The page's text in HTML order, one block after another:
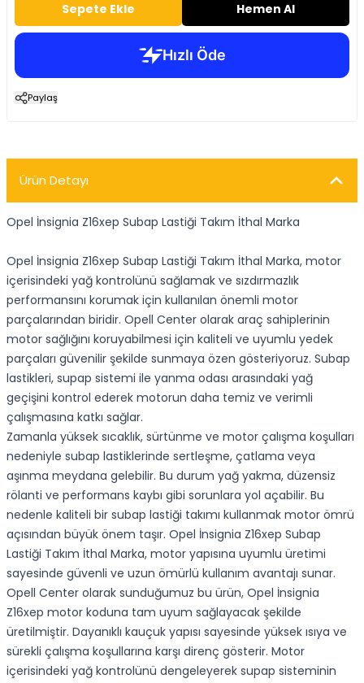
Sepete Ekle Hemen Al
Paylaş
Ürün Detayı
Opel İnsignia Z16xep Subap Lastiği Takım İthal Marka
Opel İnsignia Z16xep Subap Lastiği Takım İthal Marka, motor
içerisindeki yağ kontrolünü sağlamak ve sızdırmazlık
performansını korumak için kullanılan önemli motor
parçalarından biridir. Opell Center olarak araç sahiplerinin
motor sağlığını koruyabilmesi için kaliteli ve uyumlu yedek
parçaları güvenilir şekilde sunmaya özen gösteriyoruz. Subap
lastikleri, supap sistemi ile yanma odası arasındaki yağ
geçişini kontrol ederek motorun daha temiz ve verimli
çalışmasına katkı sağlar.
Zamanla yüksek sıcaklık, sürtünme ve motor çalışma koşulları
nedeniyle subap lastiklerinde sertleşme, çatlama veya
aşınma meydana gelebilir. Bu durum yağ yakma, düzensiz
rölanti ve performans kaybı gibi sorunlara yol açabilir. Bu
nedenle kaliteli bir subap lastiği takımı kullanmak motor ömrü
açısından büyük önem taşır. Opel İnsignia Z16xep Subap
Lastiği Takım İthal Marka, motor yapısına uyumlu üretimi
sayesinde güvenli ve uzun ömürlü kullanım avantajı sunar.
Opell Center olarak sunduğumuz bu ürün, Opel İnsignia
Z16xep motor koduna tam uyum sağlayacak şekilde
üretilmiştir. Dayanıklı kauçuk yapısı sayesinde yüksek ısıya ve
sürekli çalışma koşullarına karşı direnç gösterir. Motor
içerisindeki yağ kontrolünü dengeleyerek supap sisteminin